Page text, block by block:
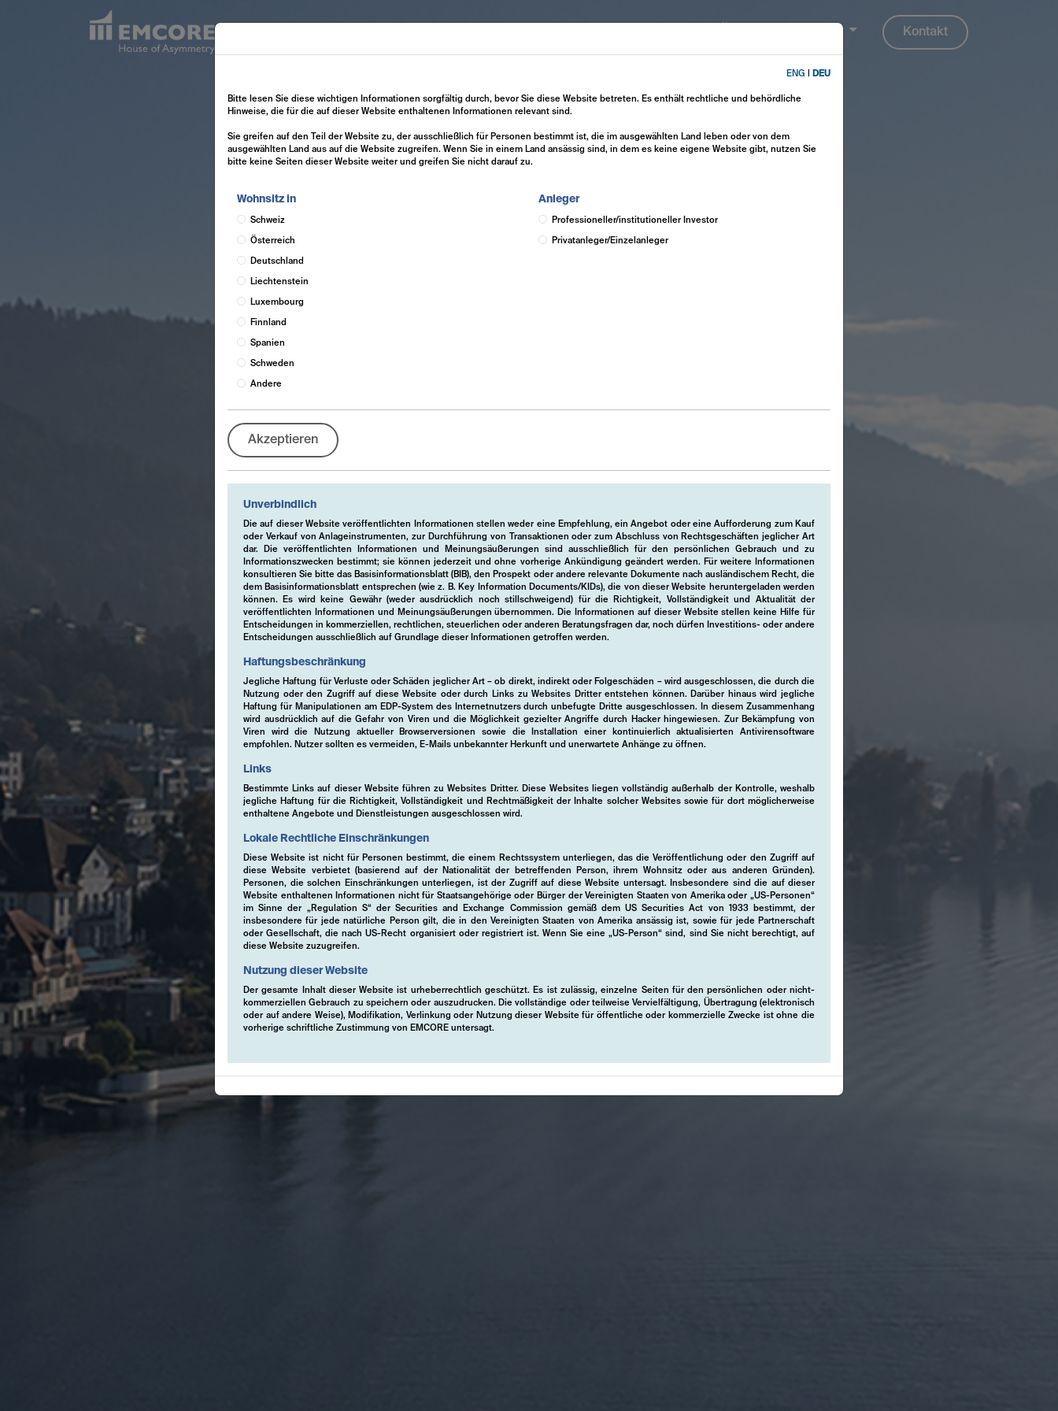
ENG DEU
Bitte lesen Sie diese wichtigen Informationen sorgfältig durch, bevor Sie diese Website betreten. Es enthält rechtliche und behördliche
Hinweise, die für die auf dieser Website enthaltenen Informationen relevant sind.
Sie greifen auf den Teil der Website zu, der ausschließlich für Personen bestimmt ist, die im ausgewählten Land leben oder von dem
ausgewählten Land aus auf die Website zugreifen. Wenn Sie in einem Land ansässig sind, in dem es keine eigene Website gibt, nutzen Sie
bitte keine Seiten dieser Website weiter und greifen Sie nicht darauf zu.
Wohnsitz in
Schweiz
Österreich
Deutschland
Liechtenstein
Luxembourg
Finnland
Spanien
Schweden
Andere
Anleger
Professioneller/institutioneller Investor
Privatanleger/Einzelanleger
Akzeptieren
Unverbindlich
Die auf dieser Website veröffentlichten Informationen stellen weder eine Empfehlung, ein Angebot oder eine Aufforderung zum Kauf
oder Verkauf von Anlageinstrumenten, zur Durchführung von Transaktionen oder zum Abschluss von Rechtsgeschäften jeglicher Art
dar. Die veröffentlichten Informationen und Meinungsäußerungen sind ausschließlich für den persönlichen Gebrauch und zu
Informationszwecken bestimmt; sie können jederzeit und ohne vorherige Ankündigung geändert werden. Für weitere Informationen
konsultieren Sie bitte das Basisinformationsblatt (BIB), den Prospekt oder andere relevante Dokumente nach ausländischem Recht, die
dem Basisinformationsblatt entsprechen (wie z. B. Key Information Documents/KIDs), die von dieser Website heruntergeladen werden
können. Es wird keine Gewähr (weder ausdrücklich noch stillschweigend) für die Richtigkeit, Vollständigkeit und Aktualität der
veröffentlichten Informationen und Meinungsäußerungen übernommen. Die Informationen auf dieser Website stellen keine Hilfe für
Entscheidungen in kommerziellen, rechtlichen, steuerlichen oder anderen Beratungsfragen dar, noch dürfen Investitions- oder andere
Entscheidungen ausschließlich auf Grundlage dieser Informationen getroffen werden.
Haftungsbeschränkung
Jegliche Haftung für Verluste oder Schäden jeglicher Art – ob direkt, indirekt oder Folgeschäden – wird ausgeschlossen, die durch die
Nutzung oder den Zugriff auf diese Website oder durch Links zu Websites Dritter entstehen können. Darüber hinaus wird jegliche
Haftung für Manipulationen am EDP-System des Internetnutzers durch unbefugte Dritte ausgeschlossen. In diesem Zusammenhang
wird ausdrücklich auf die Gefahr von Viren und die Möglichkeit gezielter Angriffe durch Hacker hingewiesen. Zur Bekämpfung von
Viren wird die Nutzung aktueller Browserversionen sowie die Installation einer kontinuierlich aktualisierten Antivirensoftware
empfohlen. Nutzer sollten es vermeiden, E-Mails unbekannter Herkunft und unerwartete Anhänge zu öffnen.
Links
Bestimmte Links auf dieser Website führen zu Websites Dritter. Diese Websites liegen vollständig außerhalb der Kontrolle, weshalb
jegliche Haftung für die Richtigkeit, Vollständigkeit und Rechtmäßigkeit der Inhalte solcher Websites sowie für dort möglicherweise
enthaltene Angebote und Dienstleistungen ausgeschlossen wird.
Lokale Rechtliche Einschränkungen
Diese Website ist nicht für Personen bestimmt, die einem Rechtssystem unterliegen, das die Veröffentlichung oder den Zugriff auf
diese Website verbietet (basierend auf der Nationalität der betreffenden Person, ihrem Wohnsitz oder aus anderen Gründen).
Personen, die solchen Einschränkungen unterliegen, ist der Zugriff auf diese Website untersagt. Insbesondere sind die auf dieser
Website enthaltenen Informationen nicht für Staatsangehörige oder Bürger der Vereinigten Staaten von Amerika oder „US-Personen“
im Sinne der „Regulation S“ der Securities and Exchange Commission gemäß dem US Securities Act von 1933 bestimmt, der
insbesondere für jede natürliche Person gilt, die in den Vereinigten Staaten von Amerika ansässig ist, sowie für jede Partnerschaft
oder Gesellschaft, die nach US-Recht organisiert oder registriert ist. Wenn Sie eine „US-Person“ sind, sind Sie nicht berechtigt, auf
diese Website zuzugreifen.
Nutzung dieser Website
Der gesamte Inhalt dieser Website ist urheberrechtlich geschützt. Es ist zulässig, einzelne Seiten für den persönlichen oder nicht-
kommerziellen Gebrauch zu speichern oder auszudrucken. Die vollständige oder teilweise Vervielfältigung, Übertragung (elektronisch
oder auf andere Weise), Modifikation, Verlinkung oder Nutzung dieser Website für öffentliche oder kommerzielle Zwecke ist ohne die
vorherige schriftliche Zustimmung von EMCORE untersagt.
DEU Kontakt